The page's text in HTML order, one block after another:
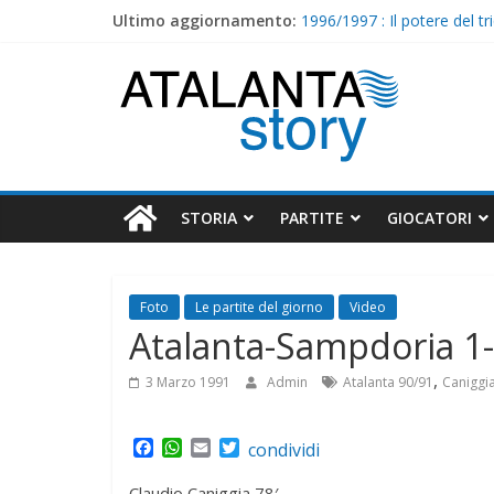
Ultimo aggiornamento: 1996/1997 : Il potere del
1998/1999 : Cristiano Doni
I nostri ritiri – 1996/1997
1997/1998 : Caccia e
Atalanta
STORIA PARTITE GIOCATORI
Foto Le partite del giorno Video
Atalanta-Sampdoria
3 Marzo 1991 Admin Atalanta 90/91 , Caniggia
c
W
a
E
a
T
i
condividi